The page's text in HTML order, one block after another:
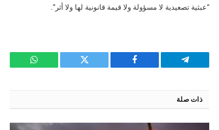
“عبثية تصعيدية لا مسؤولة ولا قيمة قانونية لها ولا أثر”.
تيلقرام فيسبوك تويتر واتساب
ذات صلة